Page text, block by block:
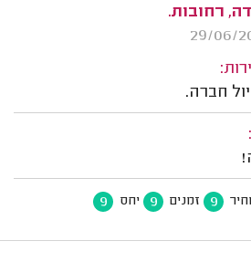
רחובות.
חברה.
9 זמנים 9 יחס 9